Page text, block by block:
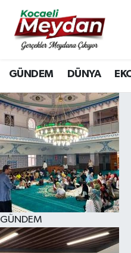
GÜNDEM DÜNYA
GÜNDEM
Nöbetçi Eczaneler
Hava Durumu
Trafik Durumu
Süper Lig Puan
Tüm Manşetler
Son Dakika Haberleri
Haber Arşivi